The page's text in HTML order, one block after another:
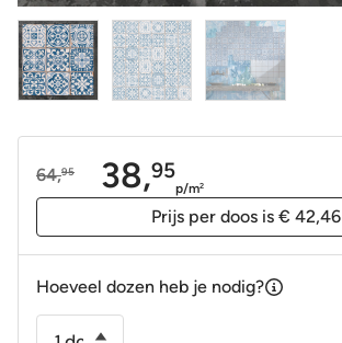
64,95
Oorspronkelijke
38,95
Huidige
p/m2
Prijs per doos is € 42,46
Hoeveel dozen heb je nodig?